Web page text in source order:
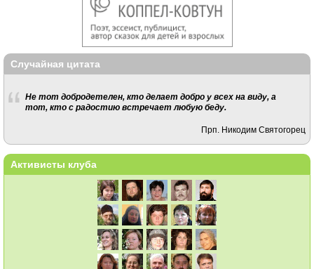
Случайная цитата
Не тот добродетелен, кто делает добро у всех на виду, а
тот, кто с радостию встречает любую беду.
Прп. Никодим Святогорец
Активисты клуба